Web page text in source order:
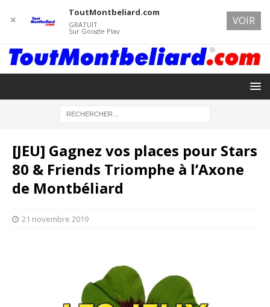
[JEU] Gagnez vos places pour Stars
80 & Friends Triomphe à l’Axone
de Montbéliard
21 novembre 2019
✕
ToutMontbeliard.com
GRATUIT
Sur Google Play
VOIR